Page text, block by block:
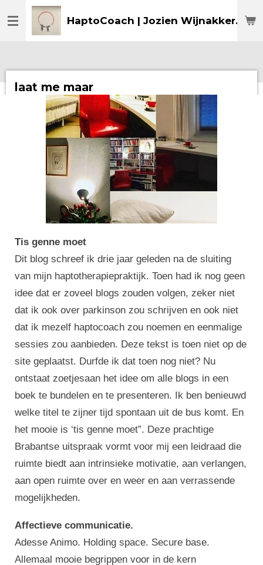
Ga
hoofdinhoud
HaptoCoach | Jozien Wijnakker
laat me maar
Tis genne moet
Dit blog schreef ik drie jaar geleden na de sluiting
van mijn haptotherapiepraktijk. Toen had ik nog geen
idee dat er zoveel blogs zouden volgen, zeker niet
dat ik ook over parkinson zou schrijven en ook niet
dat ik mezelf haptocoach zou noemen en eenmalige
sessies zou aanbieden. Deze tekst is toen niet op de
site geplaatst. Durfde ik dat toen nog niet? Nu
ontstaat zoetjesaan het idee om alle blogs in een
boek te bundelen en te presenteren. Ik ben benieuwd
welke titel te zijner tijd spontaan uit de bus komt. En
het mooie is ‘tis genne moet”. Deze prachtige
Brabantse uitspraak vormt voor mij een leidraad die
ruimte biedt aan intrinsieke motivatie, aan verlangen,
aan open ruimte over en weer en aan verrassende
mogelijkheden.
Affectieve communicatie.
Adesse Animo. Holding space. Secure base.
Allemaal mooie begrippen voor in de kern